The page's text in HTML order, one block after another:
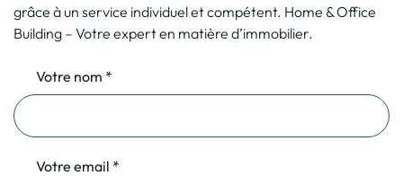
grâce à un service individuel et compétent. Home & Office
Building – Votre expert en matière d’immobilier.
Votre nom *
Votre email *